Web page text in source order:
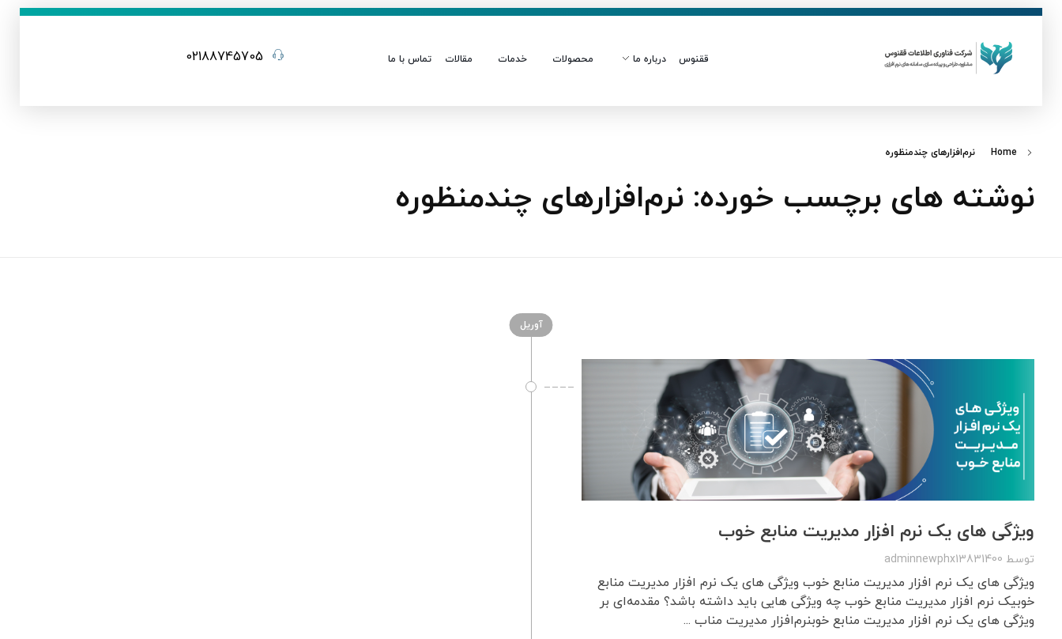
ققنوس درباره ما محصولات خدمات مقالات تماس با ما 02188745705
Home نرم‌افزارهای چندمنظوره
نوشته های برچسب خورده: نرم‌افزارهای چندمنظوره
آوریل
ویژگی های یک نرم افزار مدیریت منابع خوب
توسط adminnewphx13831400
ویژگی های یک نرم افزار مدیریت منابع خوب ویژگی های یک نرم افزار مدیریت منابع
خوبیک نرم افزار مدیریت منابع خوب چه ویژگی هایی باید داشته باشد؟ مقدمه‌ای بر
ویژگی های یک نرم افزار مدیریت منابع خوبنرم‌افزار مدیریت مناب ...